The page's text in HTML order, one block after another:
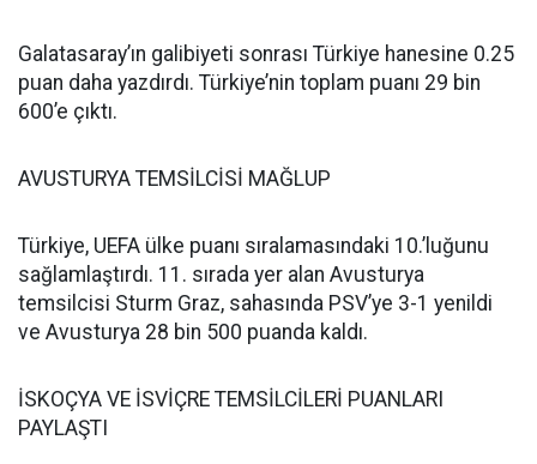
Galatasaray’ın galibiyeti sonrası Türkiye hanesine 0.25
puan daha yazdırdı. Türkiye’nin toplam puanı 29 bin
600’e çıktı.
AVUSTURYA TEMSİLCİSİ MAĞLUP
Türkiye, UEFA ülke puanı sıralamasındaki 10.’luğunu
sağlamlaştırdı. 11. sırada yer alan Avusturya
temsilcisi Sturm Graz, sahasında PSV’ye 3-1 yenildi
ve Avusturya 28 bin 500 puanda kaldı.
İSKOÇYA VE İSVİÇRE TEMSİLCİLERİ PUANLARI
PAYLAŞTI